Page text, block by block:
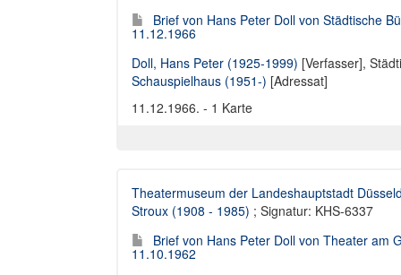
Brief von Hans Peter Doll von Städtische
11.12.1966
Doll, Hans Peter (1925-1999) [Verfasser],
Schauspielhaus (1951-) [Adressat]
11.12.1966. - 1 Karte
Theatermuseum der Landeshauptstadt
Stroux (1908 - 1985) ; Signatur: KHS-6337
Brief von Hans Peter Doll von Theater am
11.10.1962